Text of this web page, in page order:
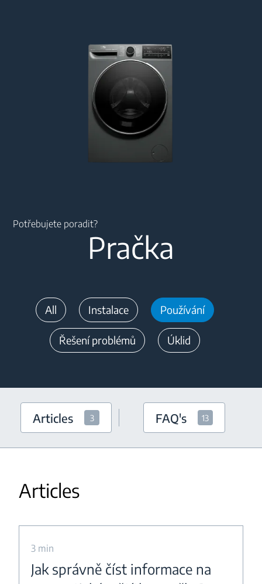
Potřebujete poradit?
Pračka
All Instalace Používání
Řešení problémů Úklid
Articles 3 FAQ's 13
Articles
3 min
Jak správně číst informace na